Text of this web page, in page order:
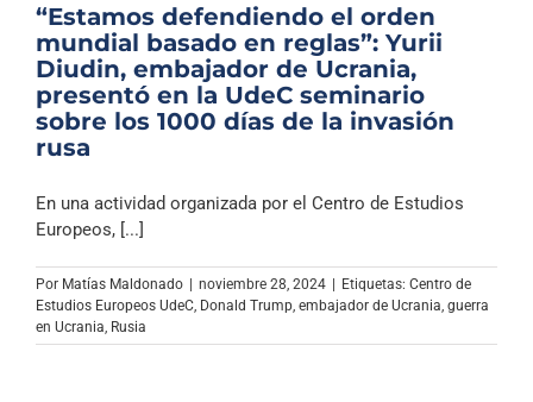
“Estamos defendiendo el orden
mundial basado en reglas”: Yurii
Diudin, embajador de Ucrania,
presentó en la UdeC seminario
sobre los 1000 días de la invasión
rusa
En una actividad organizada por el Centro de Estudios
Europeos, [...]
Por Matías Maldonado noviembre 28, 2024 Etiquetas: Centro de
Estudios Europeos UdeC, Donald Trump, embajador de Ucrania, guerra
en Ucrania, Rusia